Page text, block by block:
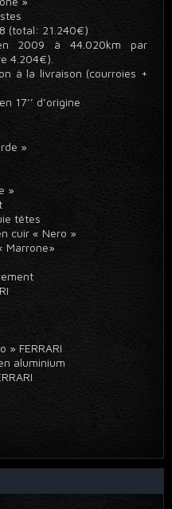
(total: 21.240€)
2009 à 44.020km par
4.204€).
à la livraison (courroies +
17’’ d’origine
»
»
têtes
cuir « Nero »
Marrone»
» FERRARI
aluminium